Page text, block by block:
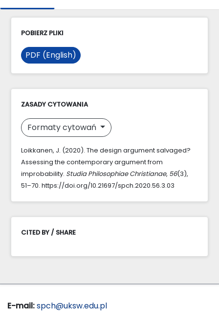
POBIERZ PLIKI
PDF (English)
ZASADY CYTOWANIA
Formaty cytowań
Loikkanen, J. (2020). The design argument salvaged?
Assessing the contemporary argument from
improbability. Studia Philosophiae Christianae, 56(3),
51–70. https://doi.org/10.21697/spch.2020.56.3.03
CITED BY / SHARE
E-mail:spch@uksw.edu.pl